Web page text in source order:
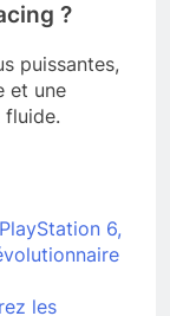
?
puissantes,
et une
fluide.
6,
les